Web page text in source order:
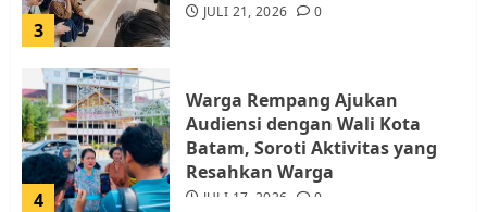
3
JULI 21, 2026 0
4
Warga Rempang Ajukan
Audiensi dengan Wali Kota
Batam, Soroti Aktivitas yang
Resahkan Warga
JULI 17, 2026 0